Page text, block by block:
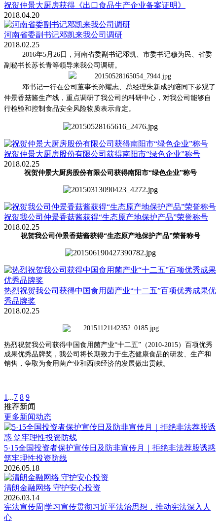
祝贺仲景大厨房获得《出口食品生产企业备案证明》
2018.04.20
河南省委副书记邓凯来我公司调研
2018.02.25
2016年5 月 26 日，河南省委副书记邓凯、市委书记穆为民、省委
副秘书长苏长青等领导来我公司调研。
邓书记一行在公司董事长孙耀志、总经理朱新成的陪同下参观了
仲景香菇酱生产线，重点调研了我公司的科研中心，对我公司能够自
行检验和控制食品安全风险物质表示肯定。
祝贺仲景大厨房股份有限公司获得南阳市“绿色企业”称号
2018.02.25
祝贺仲景大厨房股份有限公司获得南阳市“绿色企业”称号
祝贺我公司仲景香菇酱获得“生态原产地保护产品”荣誉称号
2018.02.25
祝贺我公司仲景香菇酱获得“生态原产地保护产品”荣誉称号
热烈祝贺我公司获得中国食用菌产业“十二五”百项优秀成果优
秀品牌奖
2018.02.25
热烈祝贺我公司获得中国食用菌产业“十二五”（ 2010-2015）百项优秀
成果优秀品牌奖，我公司将长期致力于生态健康食品的研发、生产和
销售，争取为食用菌产业和西峡经济的发展做出贡献。
1 ...7 8 9
推荐新闻
更多新闻动态
5·15全国投资者保护宣传日及防非宣传月｜拒绝非法荐股诱惑
筑牢理性投资防线
2026.05.18
清朗金融网络 守护安心投资
2026.03.14
宪法宣传周|学习宣传贯彻习近平法治思想，推动宪法深入人
心